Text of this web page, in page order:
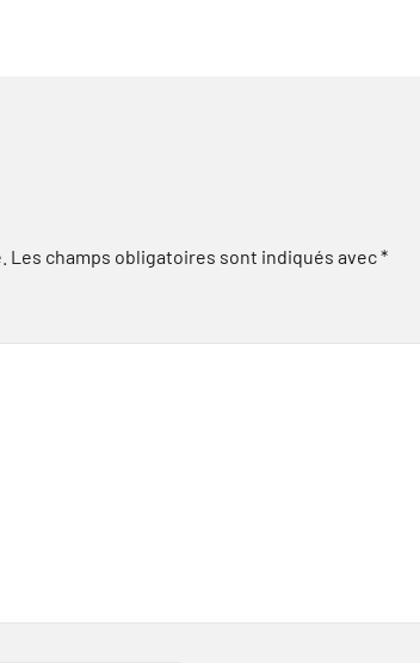
Les champs obligatoires sont indiqués avec*